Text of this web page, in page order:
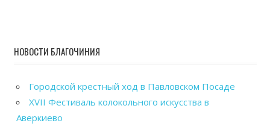
НОВОСТИ БЛАГОЧИНИЯ
Городской крестный ход в Павловском Посаде
XVII Фестиваль колокольного искусства в
Аверкиево